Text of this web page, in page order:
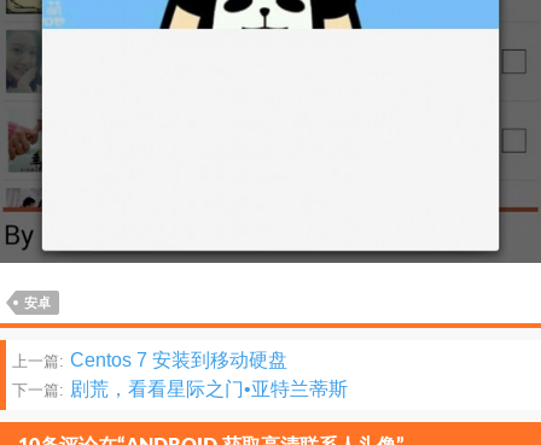
安卓
文
章
上一篇: Centos 7 安装到移动硬盘
下一篇: 剧荒，看看星际之门•亚特兰蒂斯